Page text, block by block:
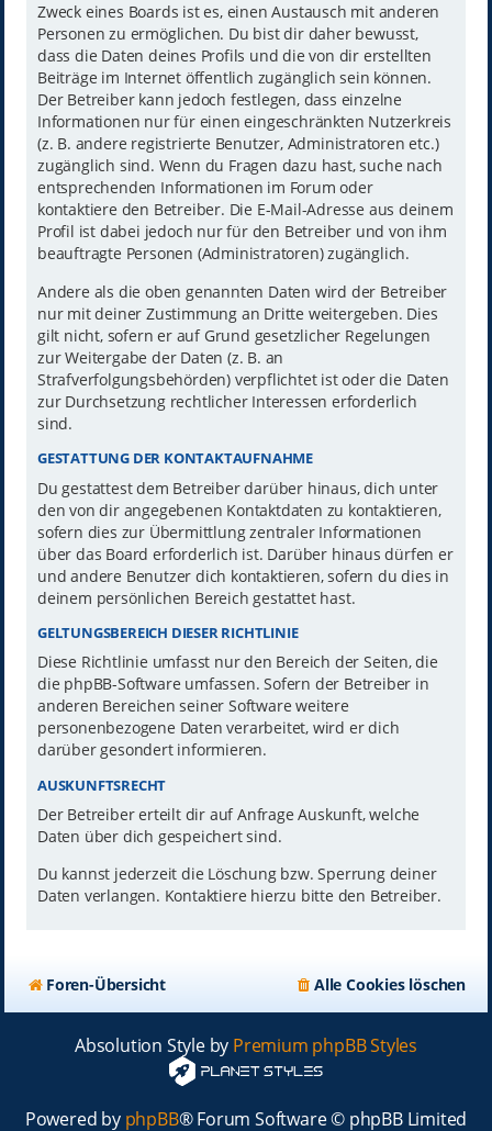
Zweck eines Boards ist es, einen Austausch mit anderen
Personen zu ermöglichen. Du bist dir daher bewusst,
dass die Daten deines Profils und die von dir erstellten
Beiträge im Internet öffentlich zugänglich sein können.
Der Betreiber kann jedoch festlegen, dass einzelne
Informationen nur für einen eingeschränkten Nutzerkreis
(z. B. andere registrierte Benutzer, Administratoren etc.)
zugänglich sind. Wenn du Fragen dazu hast, suche nach
entsprechenden Informationen im Forum oder
kontaktiere den Betreiber. Die E-Mail-Adresse aus deinem
Profil ist dabei jedoch nur für den Betreiber und von ihm
beauftragte Personen (Administratoren) zugänglich.
Andere als die oben genannten Daten wird der Betreiber
nur mit deiner Zustimmung an Dritte weitergeben. Dies
gilt nicht, sofern er auf Grund gesetzlicher Regelungen
zur Weitergabe der Daten (z. B. an
Strafverfolgungsbehörden) verpflichtet ist oder die Daten
zur Durchsetzung rechtlicher Interessen erforderlich
sind.
GESTATTUNG DER KONTAKTAUFNAHME
Du gestattest dem Betreiber darüber hinaus, dich unter
den von dir angegebenen Kontaktdaten zu kontaktieren,
sofern dies zur Übermittlung zentraler Informationen
über das Board erforderlich ist. Darüber hinaus dürfen er
und andere Benutzer dich kontaktieren, sofern du dies in
deinem persönlichen Bereich gestattet hast.
GELTUNGSBEREICH DIESER RICHTLINIE
Diese Richtlinie umfasst nur den Bereich der Seiten, die
die phpBB-Software umfassen. Sofern der Betreiber in
anderen Bereichen seiner Software weitere
personenbezogene Daten verarbeitet, wird er dich
darüber gesondert informieren.
AUSKUNFTSRECHT
Der Betreiber erteilt dir auf Anfrage Auskunft, welche
Daten über dich gespeichert sind.
Du kannst jederzeit die Löschung bzw. Sperrung deiner
Daten verlangen. Kontaktiere hierzu bitte den Betreiber.
Foren-Übersicht Alle Cookies löschen
Absolution Style by Premium phpBB Styles
Powered by phpBB® Forum Software © phpBB Limited